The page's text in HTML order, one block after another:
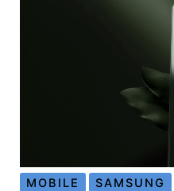
MOBILE SAMSUNG